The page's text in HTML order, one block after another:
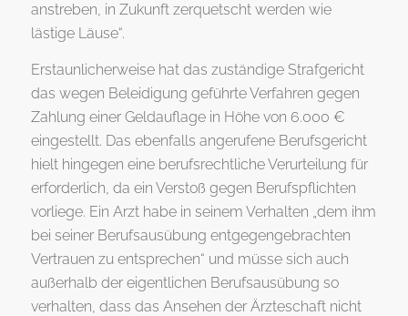
anstreben, in Zukunft zerquetscht werden wie
lästige Läuse“.
Erstaunlicherweise hat das zuständige Strafgericht
das wegen Beleidigung geführte Verfahren gegen
Zahlung einer Geldauflage in Höhe von 6.000 €
eingestellt. Das ebenfalls angerufene Berufsgericht
hielt hingegen eine berufsrechtliche Verurteilung für
erforderlich, da ein Verstoß gegen Berufspflichten
vorliege. Ein Arzt habe in seinem Verhalten „dem ihm
bei seiner Berufsausübung entgegengebrachten
Vertrauen zu entsprechen“ und müsse sich auch
außerhalb der eigentlichen Berufsausübung so
verhalten, dass das Ansehen der Ärzteschaft nicht